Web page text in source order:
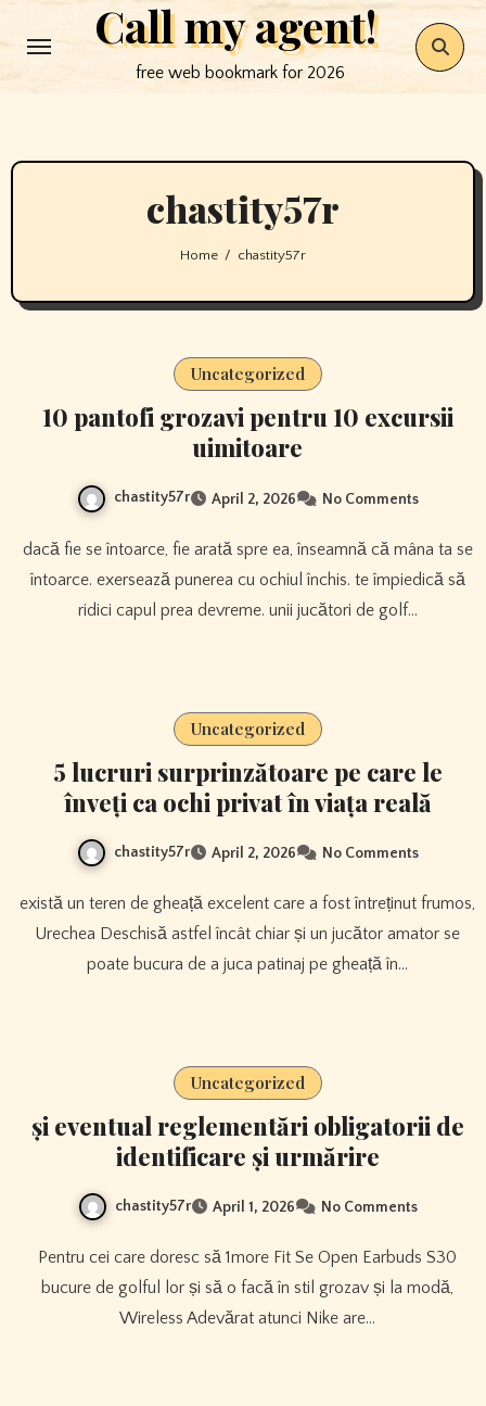
to
Call my agent!
free web bookmark for 2026
chastity57r
Home chastity57r
Uncategorized
10 pantofi grozavi pentru 10 excursii
uimitoare
chastity57r April 2, 2026 No Comments
dacă fie se întoarce, fie arată spre ea, înseamnă că mâna ta se
întoarce. exersează punerea cu ochiul închis. te împiedică să
ridici capul prea devreme. unii jucători de golf…
Uncategorized
5 lucruri surprinzătoare pe care le
înveți ca ochi privat în viața reală
chastity57r April 2, 2026 No Comments
există un teren de gheață excelent care a fost întreținut frumos,
Urechea Deschisă astfel încât chiar și un jucător amator se
poate bucura de a juca patinaj pe gheață în…
Uncategorized
și eventual reglementări obligatorii de
identificare și urmărire
chastity57r April 1, 2026 No Comments
Pentru cei care doresc să 1more Fit Se Open Earbuds S30
bucure de golful lor și să o facă în stil grozav și la modă,
Wireless Adevărat atunci Nike are…